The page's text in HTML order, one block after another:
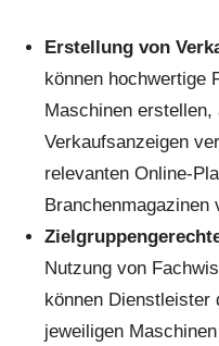
Erstellung von
können hochwertige
Maschinen erstellen,
Verkaufsanzeigen
relevanten Online-
Branchenmagazinen
Nutzung von
können Dienstleister
jeweiligen